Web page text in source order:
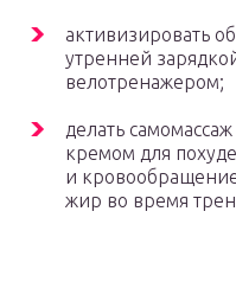
активизировать
утренней
велотренажером;
делать
кремом для
и
жир во время